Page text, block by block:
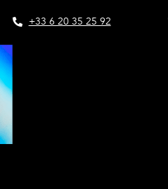
+33 6 20 35 25 92